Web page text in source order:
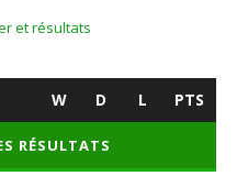
et résultats
W D L PTS
RÉSULTATS